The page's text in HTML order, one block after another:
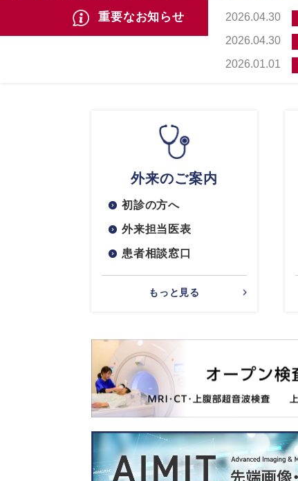
重要なお知らせ 2026.04.30
2026.04.30
2026.01.01
外来のご案内
初診の方へ
外来担当医表
患者相談窓口
もっと見る